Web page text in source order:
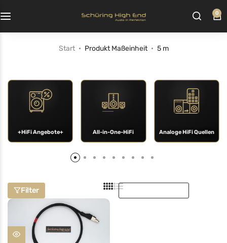
0
Start Produkt Maßeinheit 5 m
+HiFi Angebote+ All-in-One-HiFi Analoge HiFi Quellen
Filter